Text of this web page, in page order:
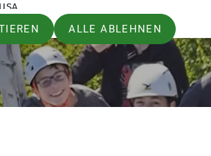
und die Kommunikation z.B. den
eigene Zwecke zu verwenden, und wird
Wir vertrauen auf die Zuverlässigkeit
Datenschutzrichtlinien und
zu entnehmen.
ALLE ABLEHNEN